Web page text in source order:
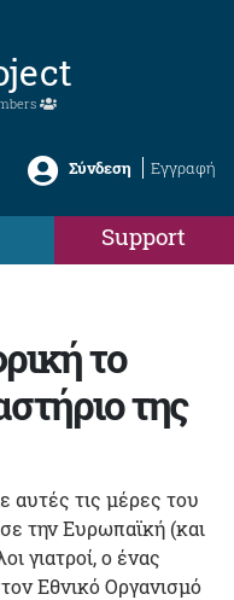
Σύνδεση Εγγραφή
Support
το
της
αυτές τις μέρες του
την Ευρωπαϊκή (και
γιατροί, ο ένας
Εθνικό Οργανισμό